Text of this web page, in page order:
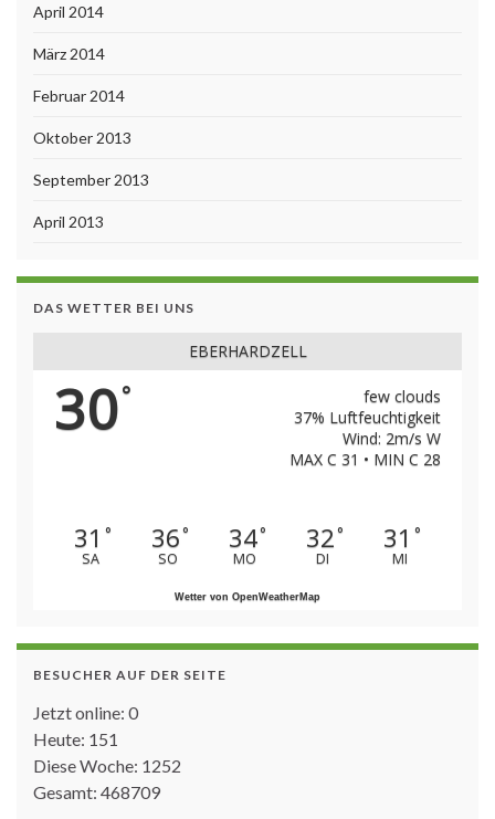
April 2014
März 2014
Februar 2014
Oktober 2013
September 2013
April 2013
DAS WETTER BEI UNS
EBERHARDZELL
30°
few clouds
37% Luftfeuchtigkeit
Wind: 2m/s W
MAX C 31 • MIN C 28
31 °
SA
36°
SO
34°
MO
32°
DI
31 °
MI
Wetter von OpenWeatherMap
BESUCHER AUF DER SEITE
Jetzt online: 0
Heute: 151
Diese Woche: 1252
Gesamt: 468709